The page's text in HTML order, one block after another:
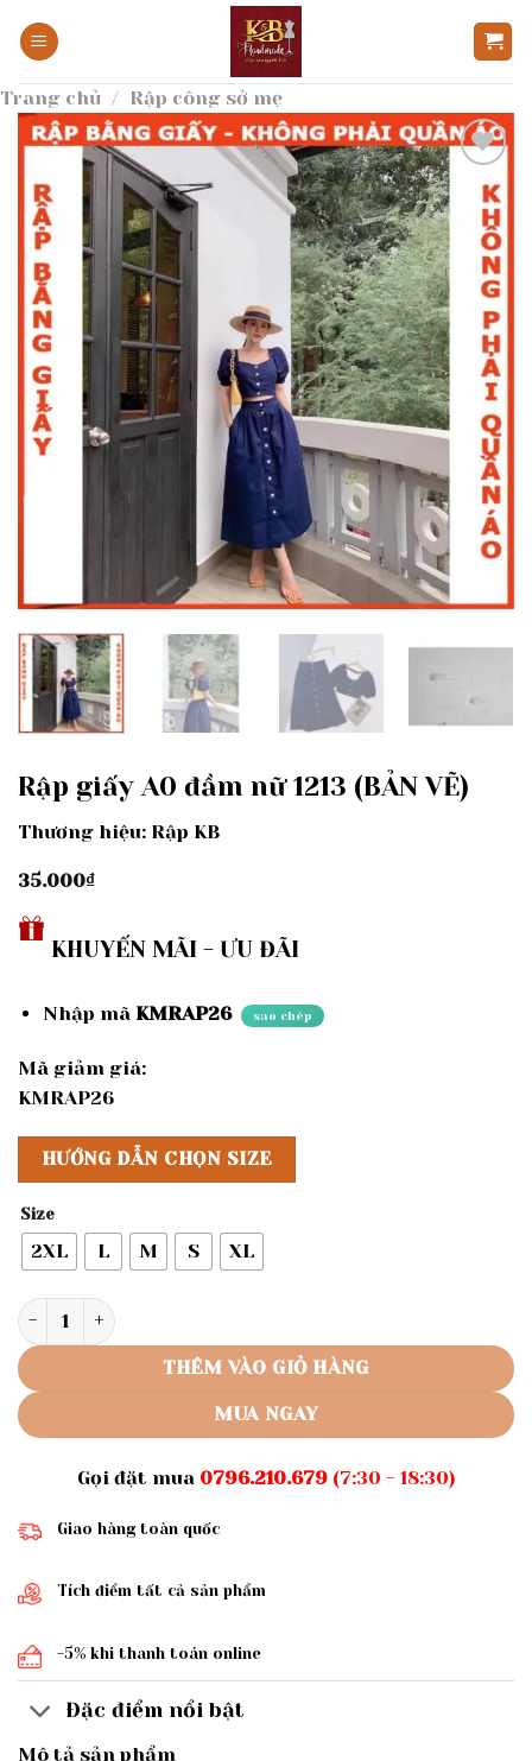
qua
dung
Trang chủ / Rập công sở mẹ
Add to
wishlist
Rập giấy A0 đầm nữ 1213 (BẢN VẼ)
Thương hiệu: Rập KB
35.000₫
KHUYẾN MÃI - ƯU ĐÃI
Nhập mã KMRAP26 sao chép
Mã giảm giá:
KMRAP26
HƯỚNG DẪN CHỌN SIZE
Size
2XL L M S XL
Rập giấy A0 đầm nữ 1213 (BẢN VẼ) số lượng
THÊM VÀO GIỎ HÀNG
MUA NGAY
Gọi đặt mua 0796.210.679(7:30 - 18:30)
Giao hàng toàn quốc
Tích điểm tất cả sản phẩm
-5% khi thanh toán online
Đặc điểm nổi bật
Mô tả sản phẩm